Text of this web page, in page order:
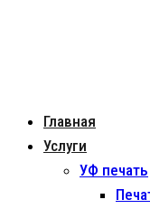
Главная
Услуги
УФ печать